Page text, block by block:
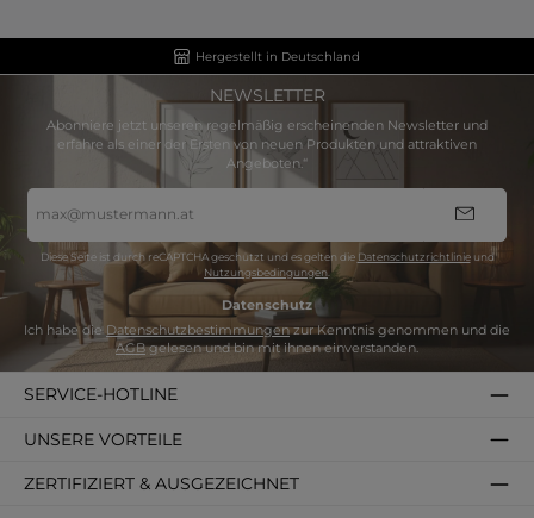
Hergestellt in Deutschland
NEWSLETTER
Abonniere jetzt unseren regelmäßig erscheinenden Newsletter und
erfahre als einer der Ersten von neuen Produkten und attraktiven
Angeboten.“
Mail-
Adresse
Diese Seite ist durch reCAPTCHA geschützt und es gelten die Datenschutzrichtlinieund
Nutzungsbedingungen.
Datenschutz
Ich habe die Datenschutzbestimmungenzur Kenntnis genommen und die
AGBgelesen und bin mit ihnen einverstanden.
SERVICE-HOTLINE
ZERTIFIZIERT & AUSGEZEICHNET
UNSERE VORTEILE